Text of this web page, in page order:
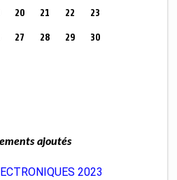
20 21 22 23
27 28 29 30
ajoutés
2023